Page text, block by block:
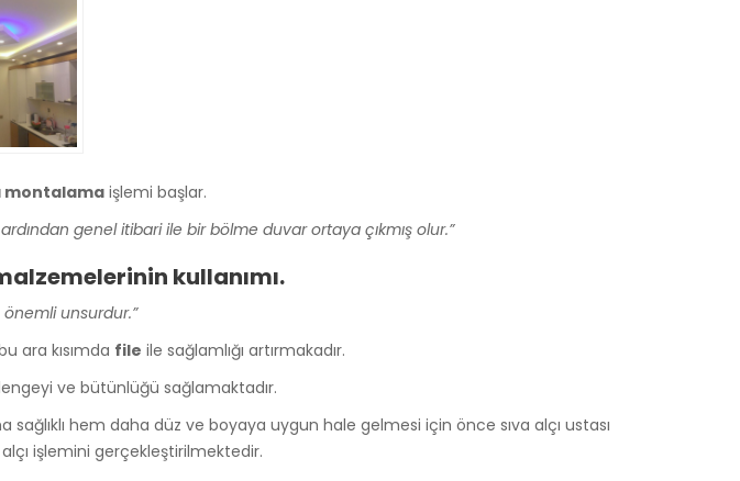
montalamaişlemi başlar.
genel itibari ile bir bölme duvar ortaya çıkmış olur.”
kullanımı.
önemli unsurdur.”
ara kısımda file ile sağlamlığı artırmakadır.
ve bütünlüğü sağlamaktadır.
hem daha düz ve boyaya uygun hale gelmesi için önce sıva alçı ustası
işlemini gerçekleştirilmektedir.